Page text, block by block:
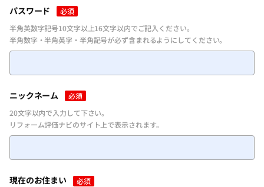
パスワード
必須
半角英数字記号10文字以上16文字以内でご記入ください。
半角数字・半角英字・半角記号が必ず含まれるようにしてください。
ニックネーム
必須
20文字以内で入力して下さい。
リフォーム評価ナビのサイト上で表示されます。
現在のお住まい 必須